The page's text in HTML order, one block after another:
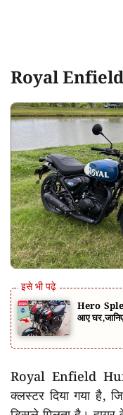
Royal
Hero
आए
Royal Enfield
क्लस्टर दिया गया है,